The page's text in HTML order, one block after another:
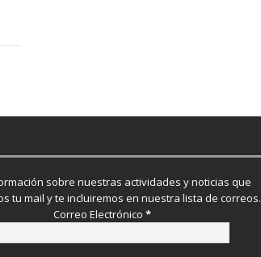
sobre nuestras actividades y noticias que
tu mail y te incluiremos en nuestra lista de correos.
Correo Electrónico*